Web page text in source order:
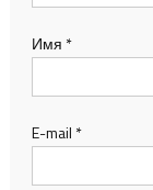
Имя *
E-mail *